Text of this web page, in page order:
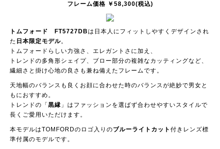
フレーム価格 ￥58,300(税込)
トムフォード FT5727DBは日本人にフィットしやすくデザインされ
た 日本限定モデル。
トムフォードらしい力強さ、エレガントさに加え、
トレンドの多角形シェイプ、ブロー部分の複雑なカッティングなど、
繊細さと掛け心地の良さも兼ね備えたフレームです。
天地幅のバランスも良くお顔に合わせた時のバランスが絶妙で男女と
もにおすすめ。
トレンドの「 黒縁 」はファッションを選ばず合わせやすいスタイルで
長くご愛用いただけます。
本モデルはTOMFORDのロゴ入りのブルーライトカット 付きレンズ標
準付属のモデルです。